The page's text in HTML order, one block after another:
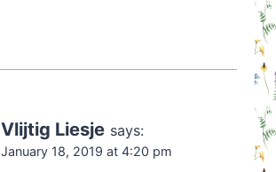
Vlijtig Liesje says:
January 18, 2019 at 4:20 pm